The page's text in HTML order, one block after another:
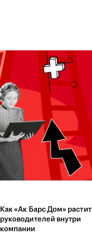
Как «Ак Барс Дом» растит
руководителей внутри
компании